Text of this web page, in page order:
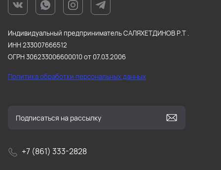
Индивидуальный предприниматель САЛЯХЕТДИНОВ Р.Т .
ИНН 233007666512
ОГРН 306233006600010 от 07.03.2006
Политика обработки персональных данных
+7 (861) 333-2828